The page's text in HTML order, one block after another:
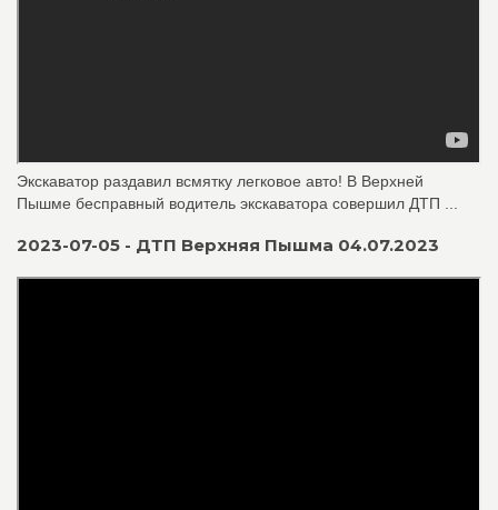
Экскаватор раздавил всмятку легковое авто! В Верхней
Пышме бесправный водитель экскаватора совершил ДТП ...
2023-07-05 - ДТП Верхняя Пышма 04.07.2023